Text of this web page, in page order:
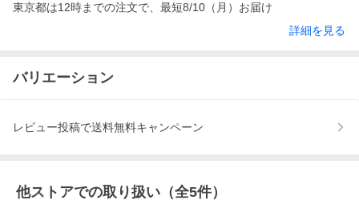
東京都は12時までの注文で、最短8/10（月）お届け
詳細を見る
バリエーション
レビュー投稿で送料無料キャンペーン
他ストアでの取り扱い（全5件）